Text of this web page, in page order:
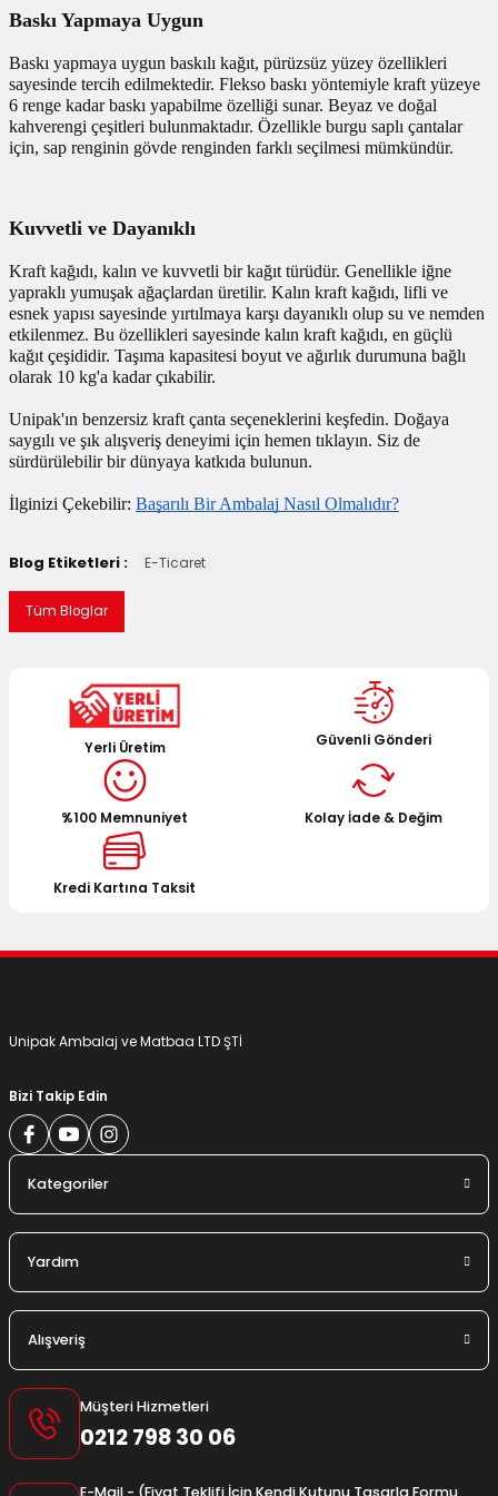
Baskı Yapmaya Uygun
Baskı yapmaya uygun baskılı kağıt, pürüzsüz yüzey özellikleri
sayesinde tercih edilmektedir. Flekso baskı yöntemiyle kraft yüzeye
6 renge kadar baskı yapabilme özelliği sunar. Beyaz ve doğal
kahverengi çeşitleri bulunmaktadır. Özellikle burgu saplı çantalar
için, sap renginin gövde renginden farklı seçilmesi mümkündür.
Kuvvetli ve Dayanıklı
Kraft kağıdı, kalın ve kuvvetli bir kağıt türüdür. Genellikle iğne
yapraklı yumuşak ağaçlardan üretilir. Kalın kraft kağıdı, lifli ve
esnek yapısı sayesinde yırtılmaya karşı dayanıklı olup su ve nemden
etkilenmez. Bu özellikleri sayesinde kalın kraft kağıdı, en güçlü
kağıt çeşididir. Taşıma kapasitesi boyut ve ağırlık durumuna bağlı
olarak 10 kg'a kadar çıkabilir.
Unipak'ın benzersiz kraft çanta seçeneklerini keşfedin. Doğaya
saygılı ve şık alışveriş deneyimi için hemen tıklayın. Siz de
sürdürülebilir bir dünyaya katkıda bulunun.
İlginizi Çekebilir: Başarılı Bir Ambalaj Nasıl Olmalıdır?
Blog Etiketleri : E-Ticaret
Tüm Bloglar
Yerli Üretim Güvenli Gönderi
%100 Memnuniyet Kolay İade & Değim
Kredi Kartına Taksit
Unipak Ambalaj ve Matbaa LTD ŞTİ
Bizi Takip Edin
Kategoriler
Yardım
Alışveriş
Müşteri Hizmetleri
0212 798 30 06